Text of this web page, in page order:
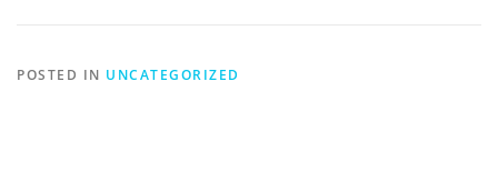
POSTED IN UNCATEGORIZED